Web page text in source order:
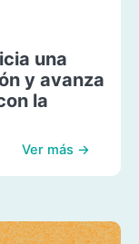
una
y avanza
la
Ver más →